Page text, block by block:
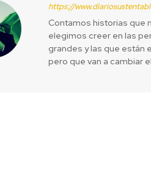
https://
Contamos historias que
elegimos creer en las
grandes y las que están
pero que van a cambiar